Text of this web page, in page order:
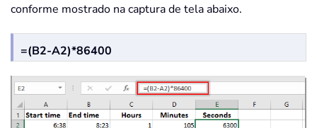
conforme mostrado na captura de tela abaixo.
=(B2-A2)*86400